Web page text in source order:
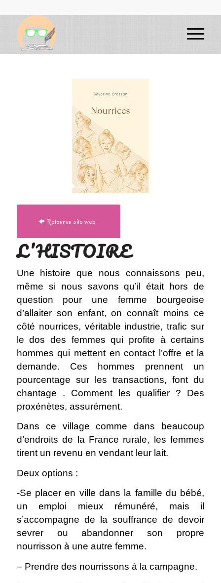
Retour au site web
L’HISTOIRE
Une histoire que nous connaissons peu,
même si nous savons qu’il était hors de
question pour une femme bourgeoise
d’allaiter son enfant, on connaît moins ce
côté nourrices, véritable industrie, trafic sur
le dos des femmes qui profite à certains
hommes qui mettent en contact l’offre et la
demande. Ces hommes prennent un
pourcentage sur les transactions, font du
chantage . Comment les qualifier ? Des
proxénètes, assurément.
Dans ce village comme dans beaucoup
d’endroits de la France rurale, les femmes
tirent un revenu en vendant leur lait.
Deux options :
-Se placer en ville dans la famille du bébé,
un emploi mieux rémunéré, mais il
s’accompagne de la souffrance de devoir
sevrer ou abandonner son propre
nourrisson à une autre femme.
– Prendre des nourrissons à la campagne.